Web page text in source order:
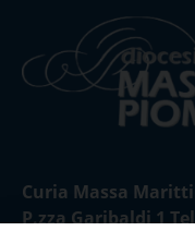
Curia Massa
P.zza Garibaldi 1